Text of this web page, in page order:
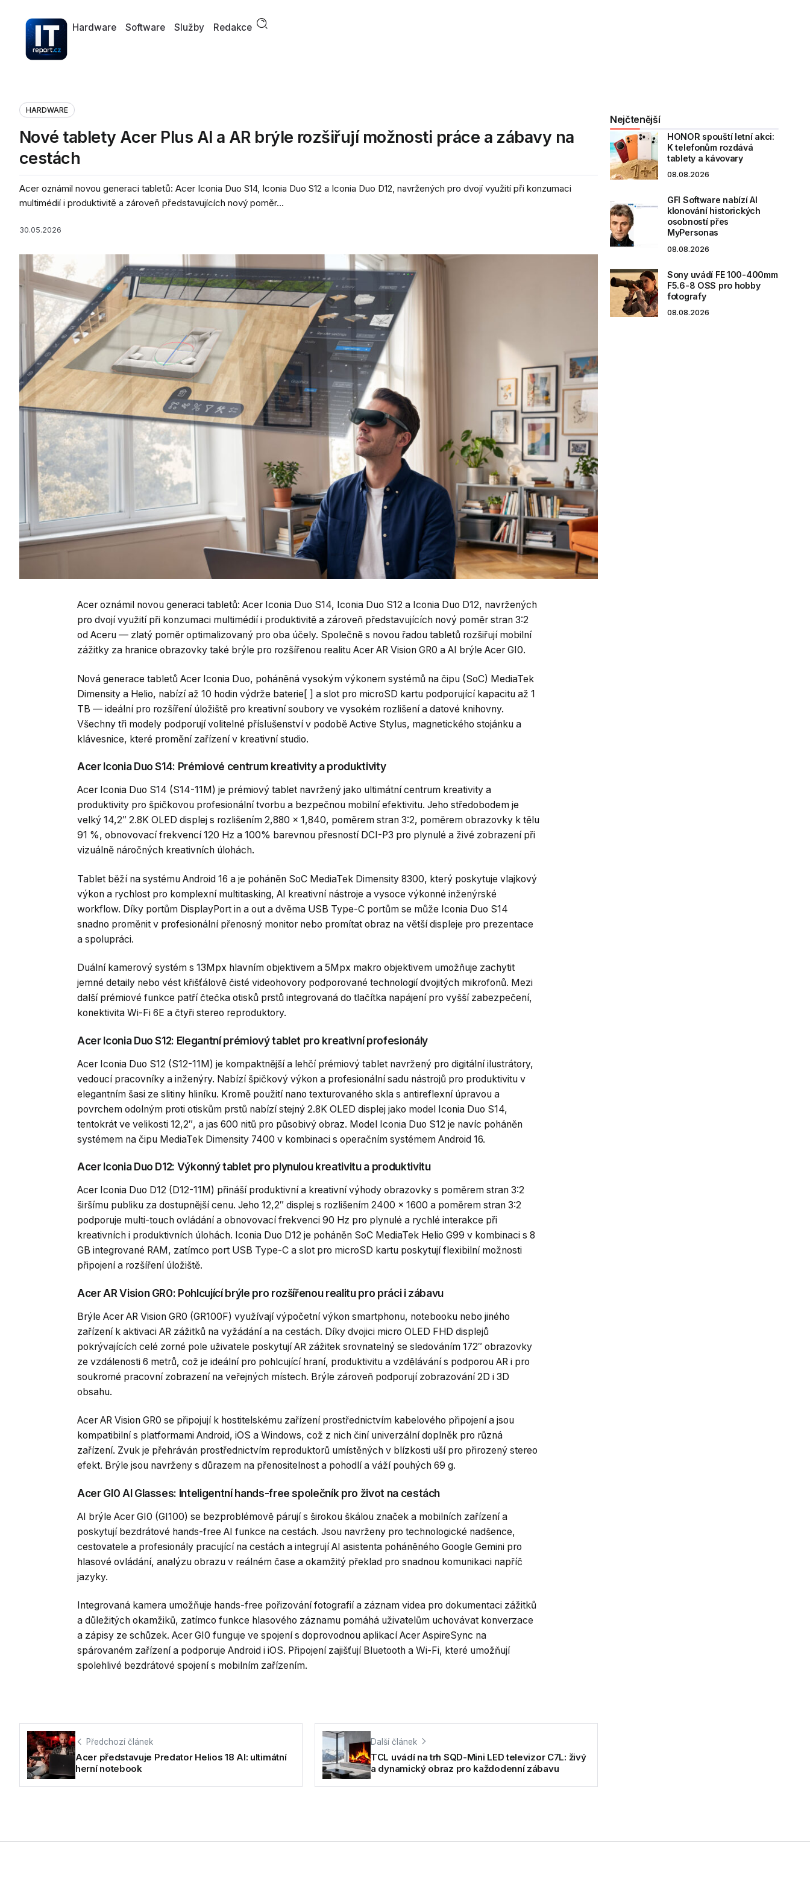
Hardware Software Služby Redakce
HARDWARE
Nové tablety Acer Plus AI a AR brýle rozšiřují možnosti práce a zábavy na
cestách
Acer oznámil novou generaci tabletů: Acer Iconia Duo S14, Iconia Duo S12 a Iconia Duo D12, navržených pro dvojí využití při konzumaci
multimédií i produktivitě a zároveň představujících nový poměr...
30.05.2026
Acer oznámil novou generaci tabletů: Acer Iconia Duo S14, Iconia Duo S12 a Iconia Duo D12, navržených
pro dvojí využití při konzumaci multimédií i produktivitě a zároveň představujících nový poměr stran 3:2
od Aceru — zlatý poměr optimalizovaný pro oba účely. Společně s novou řadou tabletů rozšiřují mobilní
zážitky za hranice obrazovky také brýle pro rozšířenou realitu Acer AR Vision GR0 a AI brýle Acer GI0.
Nová generace tabletů Acer Iconia Duo, poháněná vysokým výkonem systémů na čipu (SoC) MediaTek
Dimensity a Helio, nabízí až 10 hodin výdrže baterie[ ] a slot pro microSD kartu podporující kapacitu až 1
TB — ideální pro rozšíření úložiště pro kreativní soubory ve vysokém rozlišení a datové knihovny.
Všechny tři modely podporují volitelné příslušenství v podobě Active Stylus, magnetického stojánku a
klávesnice, které promění zařízení v kreativní studio.
Acer Iconia Duo S14: Prémiové centrum kreativity a produktivity
Acer Iconia Duo S14 (S14-11M) je prémiový tablet navržený jako ultimátní centrum kreativity a
produktivity pro špičkovou profesionální tvorbu a bezpečnou mobilní efektivitu. Jeho středobodem je
velký 14,2″ 2.8K OLED displej s rozlišením 2,880 x 1,840, poměrem stran 3:2, poměrem obrazovky k tělu
91 %, obnovovací frekvencí 120 Hz a 100% barevnou přesností DCI-P3 pro plynulé a živé zobrazení při
vizuálně náročných kreativních úlohách.
Tablet běží na systému Android 16 a je poháněn SoC MediaTek Dimensity 8300, který poskytuje vlajkový
výkon a rychlost pro komplexní multitasking, AI kreativní nástroje a vysoce výkonné inženýrské
workflow. Díky portům DisplayPort in a out a dvěma USB Type-C portům se může Iconia Duo S14
snadno proměnit v profesionální přenosný monitor nebo promítat obraz na větší displeje pro prezentace
a spolupráci.
Duální kamerový systém s 13Mpx hlavním objektivem a 5Mpx makro objektivem umožňuje zachytit
jemné detaily nebo vést křišťálově čisté videohovory podporované technologií dvojitých mikrofonů. Mezi
další prémiové funkce patří čtečka otisků prstů integrovaná do tlačítka napájení pro vyšší zabezpečení,
konektivita Wi-Fi 6E a čtyři stereo reproduktory.
Acer Iconia Duo S12: Elegantní prémiový tablet pro kreativní profesionály
Acer Iconia Duo S12 (S12-11M) je kompaktnější a lehčí prémiový tablet navržený pro digitální ilustrátory,
vedoucí pracovníky a inženýry. Nabízí špičkový výkon a profesionální sadu nástrojů pro produktivitu v
elegantním šasi ze slitiny hliníku. Kromě použití nano texturovaného skla s antireflexní úpravou a
povrchem odolným proti otiskům prstů nabízí stejný 2.8K OLED displej jako model Iconia Duo S14,
tentokrát ve velikosti 12,2″, a jas 600 nitů pro působivý obraz. Model Iconia Duo S12 je navíc poháněn
systémem na čipu MediaTek Dimensity 7400 v kombinaci s operačním systémem Android 16.
Acer Iconia Duo D12: Výkonný tablet pro plynulou kreativitu a produktivitu
Acer Iconia Duo D12 (D12-11M) přináší produktivní a kreativní výhody obrazovky s poměrem stran 3:2
širšímu publiku za dostupnější cenu. Jeho 12,2″ displej s rozlišením 2400 × 1600 a poměrem stran 3:2
podporuje multi-touch ovládání a obnovovací frekvenci 90 Hz pro plynulé a rychlé interakce při
kreativních i produktivních úlohách. Iconia Duo D12 je poháněn SoC MediaTek Helio G99 v kombinaci s 8
GB integrované RAM, zatímco port USB Type-C a slot pro microSD kartu poskytují flexibilní možnosti
připojení a rozšíření úložiště.
Acer AR Vision GR0: Pohlcující brýle pro rozšířenou realitu pro práci i zábavu
Brýle Acer AR Vision GR0 (GR100F) využívají výpočetní výkon smartphonu, notebooku nebo jiného
zařízení k aktivaci AR zážitků na vyžádání a na cestách. Díky dvojici micro OLED FHD displejů
pokrývajících celé zorné pole uživatele poskytují AR zážitek srovnatelný se sledováním 172″ obrazovky
ze vzdálenosti 6 metrů, což je ideální pro pohlcující hraní, produktivitu a vzdělávání s podporou AR i pro
soukromé pracovní zobrazení na veřejných místech. Brýle zároveň podporují zobrazování 2D i 3D
obsahu.
Acer AR Vision GR0 se připojují k hostitelskému zařízení prostřednictvím kabelového připojení a jsou
kompatibilní s platformami Android, iOS a Windows, což z nich činí univerzální doplněk pro různá
zařízení. Zvuk je přehráván prostřednictvím reproduktorů umístěných v blízkosti uší pro přirozený stereo
efekt. Brýle jsou navrženy s důrazem na přenositelnost a pohodlí a váží pouhých 69 g.
Acer GI0 AI Glasses: Inteligentní hands-free společník pro život na cestách
AI brýle Acer GI0 (GI100) se bezproblémově párují s širokou škálou značek a mobilních zařízení a
poskytují bezdrátové hands-free AI funkce na cestách. Jsou navrženy pro technologické nadšence,
cestovatele a profesionály pracující na cestách a integrují AI asistenta poháněného Google Gemini pro
hlasové ovládání, analýzu obrazu v reálném čase a okamžitý překlad pro snadnou komunikaci napříč
jazyky.
Integrovaná kamera umožňuje hands-free pořizování fotografií a záznam videa pro dokumentaci zážitků
a důležitých okamžiků, zatímco funkce hlasového záznamu pomáhá uživatelům uchovávat konverzace
a zápisy ze schůzek. Acer GI0 funguje ve spojení s doprovodnou aplikací Acer AspireSync na
spárovaném zařízení a podporuje Android i iOS. Připojení zajišťují Bluetooth a Wi-Fi, které umožňují
spolehlivé bezdrátové spojení s mobilním zařízením.
Předchozí článek
Acer představuje Predator Helios 18 AI: ultimátní
herní notebook
Další článek
TCL uvádí na trh SQD-Mini LED televizor C7L: živý
a dynamický obraz pro každodenní zábavu
Nejčtenější
HONOR spouští letní akci:
K telefonům rozdává
tablety a kávovary
08.08.2026
GFI Software nabízí AI
klonování historických
osobností přes
MyPersonas
08.08.2026
Sony uvádí FE 100-400mm
F5.6-8 OSS pro hobby
fotografy
08.08.2026